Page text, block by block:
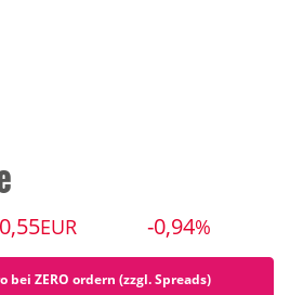
EUR -0,94%
bei ZERO ordern (zzgl. Spreads)